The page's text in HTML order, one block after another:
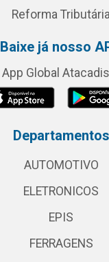
Reforma
Baixe já nosso
App Global
Departamentos
AUTOMOTIVO
ELETRONICOS
EPIS
FERRAGENS